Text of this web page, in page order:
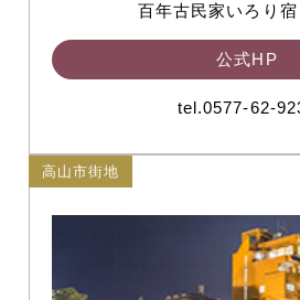
百年古民家いろり
公式HP
tel.0577-62-
高山市街地